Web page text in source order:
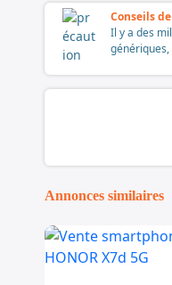
Conseils
Il y a des
Annonces similaires